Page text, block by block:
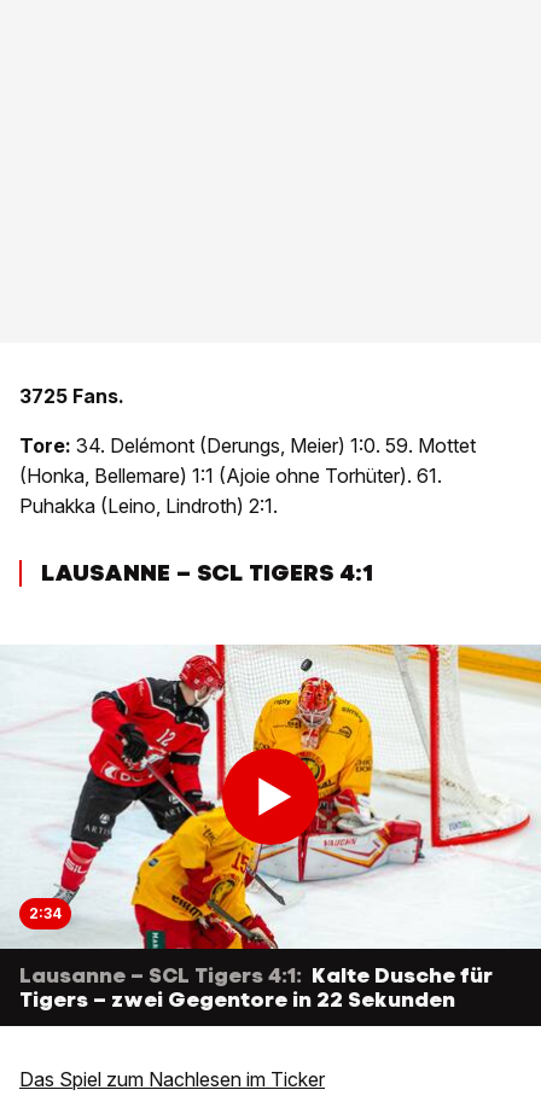
3725 Fans.
Tore: 34. Delémont (Derungs, Meier) 1:0. 59. Mottet
(Honka, Bellemare) 1:1 (Ajoie ohne Torhüter). 61.
Puhakka (Leino, Lindroth) 2:1.
LAUSANNE – SCL TIGERS 4:1
2:34
Lausanne – SCL Tigers 4:1: Kalte Dusche für
Tigers – zwei Gegentore in 22 Sekunden
Das Spiel zum Nachlesen im Ticker